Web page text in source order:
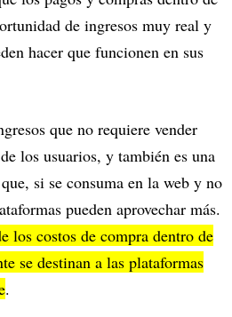
de ingresos muy real y
hacer que funcionen en sus
que no requiere vender
los usuarios, y también es una
si se consuma en la web y no
pueden aprovechar más.
los costos de compra dentro de
se destinan a las plataformas
.